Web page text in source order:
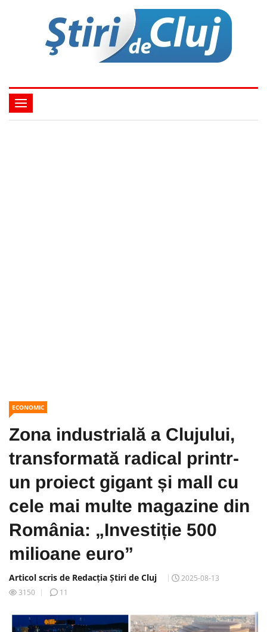
ECONOMIC
Zona industrială a Clujului,
transformată radical printr-
un proiect gigant și mall cu
cele mai multe magazine din
România: „Investiție 500
milioane euro”
Articol scris de Redacția Știri de Cluj
2025-08-13
3150
11